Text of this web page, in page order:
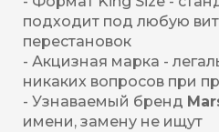
подходит под любую
перестановок
- Акцизная марка -
никаких вопросов при
- Узнаваемый бренд
имени, замену не ищут